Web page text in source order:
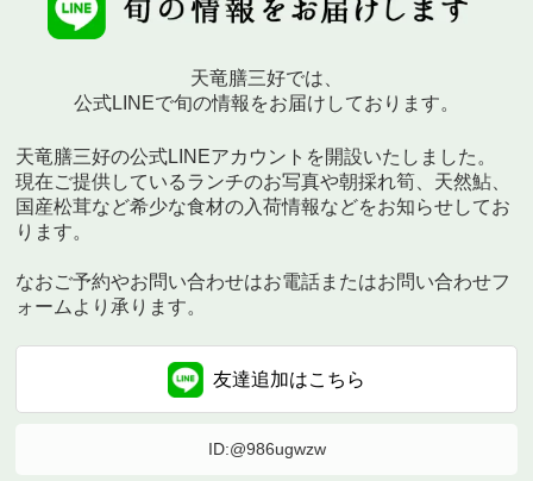
天竜膳三好では、
公式LINEで旬の情報をお届けしております。
天竜膳三好の公式LINEアカウントを開設いたしました。
現在ご提供しているランチのお写真や朝採れ筍、天然鮎、
国産松茸など希少な食材の入荷情報などをお知らせしてお
ります。
なおご予約やお問い合わせはお電話またはお問い合わせフ
ォームより承ります。
友達追加はこちら
ID:@986ugwzw